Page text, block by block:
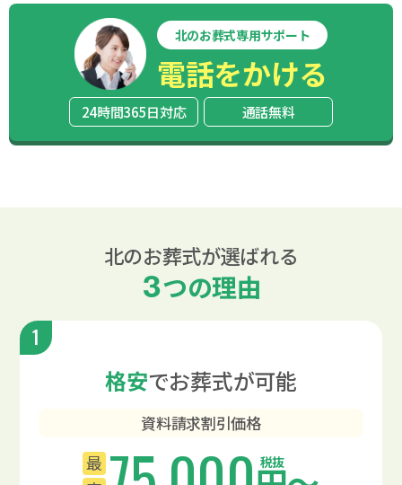
北のお葬式専用サポート
電話をかける
24時間365日対応 通話無料
北のお葬式が選ばれる
3つの理由
1
格安でお葬式が可能
資料請求割引価格
最
税抜